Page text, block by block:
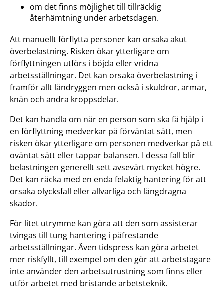
om det finns möjlighet till tillräcklig
återhämtning under arbetsdagen.
Att manuellt förflytta personer kan orsaka akut
överbelastning. Risken ökar ytterligare om
förflyttningen utförs i böjda eller vridna
arbetsställningar. Det kan orsaka överbelastning i
framför allt ländryggen men också i skuldror, armar,
knän och andra kroppsdelar.
Det kan handla om när en person som ska få hjälp i
en förflyttning medverkar på förväntat sätt, men
risken ökar ytterligare om personen medverkar på ett
oväntat sätt eller tappar balansen. I dessa fall blir
belastningen generellt sett avsevärt mycket högre.
Det kan räcka med en enda felaktig hantering för att
orsaka olycksfall eller allvarliga och långdragna
skador.
För litet utrymme kan göra att den som assisterar
tvingas till tung hantering i påfrestande
arbetsställningar. Även tidspress kan göra arbetet
mer riskfyllt, till exempel om den gör att arbetstagare
inte använder den arbetsutrustning som finns eller
utför arbetet med bristande arbetsteknik.